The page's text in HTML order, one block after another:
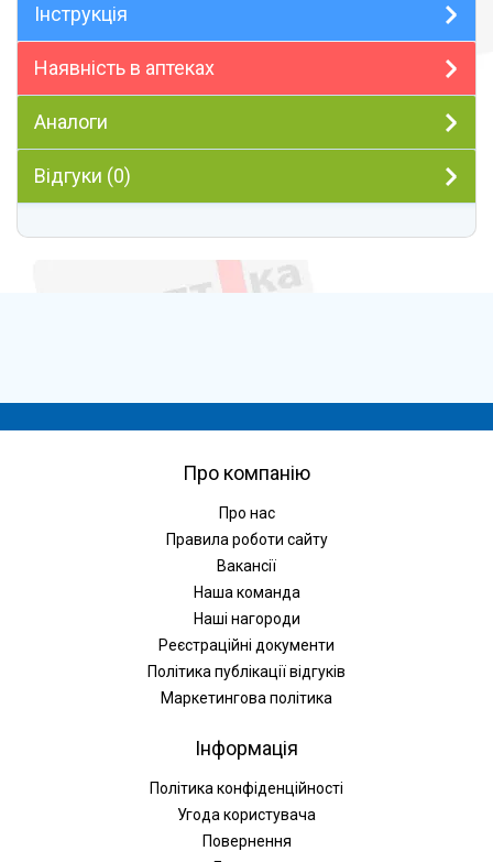
Інструкція
Наявність в аптеках
Аналоги
Відгуки (0)
Про компанію
Про нас
Правила роботи сайту
Вакансії
Наша команда
Наші нагороди
Реєстраційні документи
Політика публікації відгуків
Маркетингова політика
Інформація
Політика конфіденційності
Угода користувача
Повернення